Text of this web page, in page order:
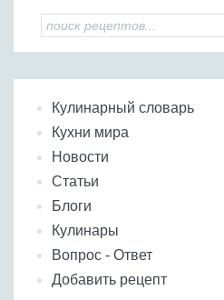
Кулинарный словарь
Кухни мира
Новости
Статьи
Блоги
Кулинары
Вопрос - Ответ
Добавить рецепт